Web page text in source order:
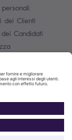
dei Clienti
Candidati